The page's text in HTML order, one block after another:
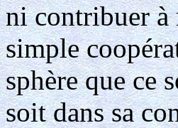
ni contribuer à
simple
sphère que ce
soit dans sa